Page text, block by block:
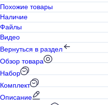
Похожие товары
Наличие
Файлы
Видео
Вернуться в раздел
Обзор товара
Набор
Комплект
Описание